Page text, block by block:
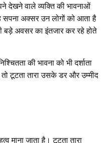
देखने वाले व्यक्ति की भावनाओं
अक्सर उन लोगों को आता है
बड़े अवसर का इंतजार कर रहे होते
की भावना को भी दर्शाता
टूटता तारा उसके डर और उम्मीद
माना जाता है। टूटता तारा